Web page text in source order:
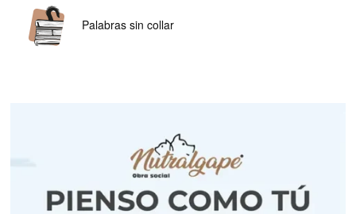
Palabras sin collar